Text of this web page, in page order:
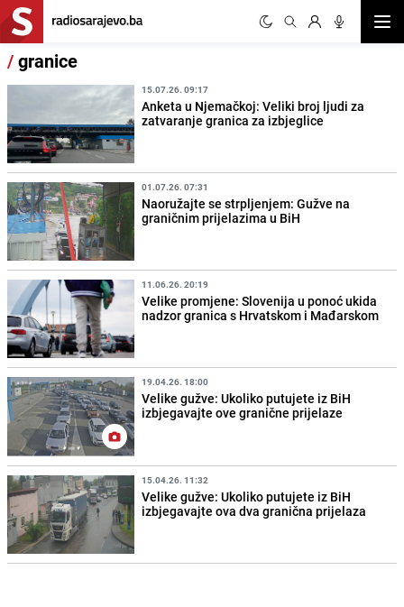
/granice
15.07.26. 09:17
Anketa u Njemačkoj: Veliki broj ljudi za
zatvaranje granica za izbjeglice
01.07.26. 07:31
Naoružajte se strpljenjem: Gužve na
graničnim prijelazima u BiH
11.06.26. 20:19
Velike promjene: Slovenija u ponoć ukida
nadzor granica s Hrvatskom i Mađarskom
19.04.26. 18:00
Velike gužve: Ukoliko putujete iz BiH
izbjegavajte ove granične prijelaze
15.04.26. 11:32
Velike gužve: Ukoliko putujete iz BiH
izbjegavajte ova dva granična prijelaza